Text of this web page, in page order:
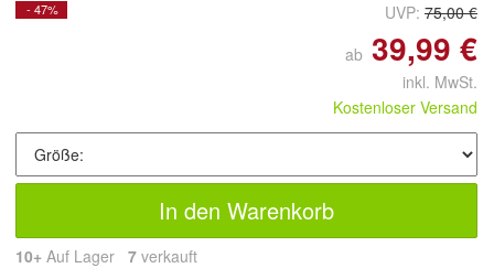
- 47% UVP: 75,00 €
ab 39,99 €
inkl. MwSt.
Kostenloser Versand
In den Warenkorb
10+ Auf Lager 7 verkauft